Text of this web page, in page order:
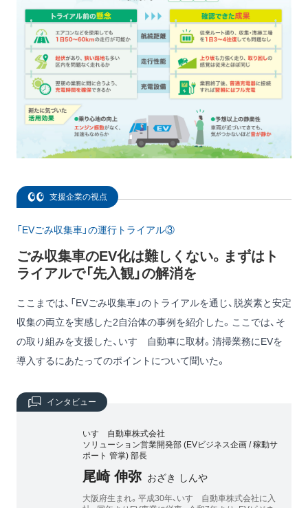
支援企業の視点
「EVごみ収集車」の運行トライアル③
ごみ収集車のEV化は難しくない。まずはト
ライアルで「先入観」の解消を
ここまでは、「EVごみ収集車」のトライアルを通じ、脱炭素と安定
収集の両立を実感した2自治体の事例を紹介した。ここでは、そ
の取り組みを支援した、いすゞ自動車に取材。清掃業務にEVを
導入するにあたってのポイントについて聞いた。
インタビュー
いすゞ自動車株式会社
ソリューション営業開発部 (EVビジネス企画 / 稼動サ
ポート 管掌) 部長
尾崎 伸弥 おざき しんや
大阪府生まれ。平成30年、いすゞ自動車株式会社に入